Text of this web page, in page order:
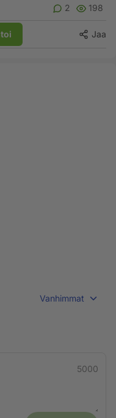
2 198
Jaa
Vanhimmat
5000